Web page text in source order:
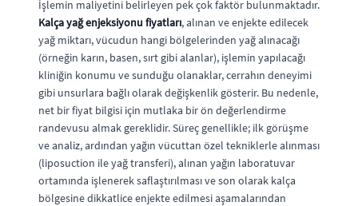
İşlemin maliyetini belirleyen pek çok faktör bulunmaktadır.
Kalça yağ enjeksiyonu fiyatları, alınan ve enjekte edilecek
yağ miktarı, vücudun hangi bölgelerinden yağ alınacağı
(örneğin karın, basen, sırt gibi alanlar), işlemin yapılacağı
kliniğin konumu ve sunduğu olanaklar, cerrahın deneyimi
gibi unsurlara bağlı olarak değişkenlik gösterir. Bu nedenle,
net bir fiyat bilgisi için mutlaka bir ön değerlendirme
randevusu almak gereklidir. Süreç genellikle; ilk görüşme
ve analiz, ardından yağın vücuttan özel tekniklerle alınması
(liposuction ile yağ transferi), alınan yağın laboratuvar
ortamında işlenerek saflaştırılması ve son olarak kalça
bölgesine dikkatlice enjekte edilmesi aşamalarından